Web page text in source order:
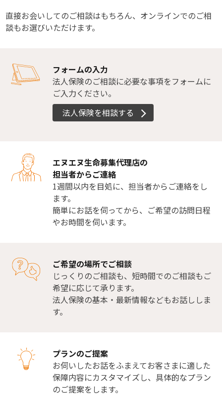
直接お会いしてのご相談はもちろん、オンラインでのご相
談もお選びいただけます。
フォームの入力
法人保険のご相談に必要な事項をフォームに
ご入力ください。
法人保険を相談する
エヌエヌ生命募集代理店の
担当者からご連絡
1週間以内を目処に、担当者からご連絡をし
ます。
簡単にお話を伺ってから、ご希望の訪問日程
やお時間を伺います。
ご希望の場所でご相談
じっくりのご相談も、短時間でのご相談もご
希望に応じて承ります。
法人保険の基本・最新情報などもお話ししま
す。
プランのご提案
お伺いしたお話をふまえてお客さまに適した
保障内容にカスタマイズし、具体的なプラン
のご提案をします。